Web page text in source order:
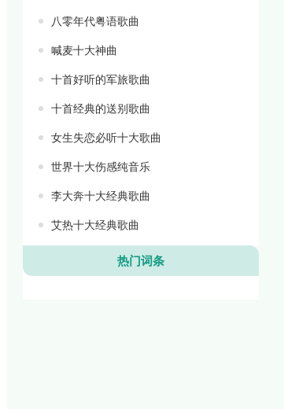
八零年代粤语歌曲
喊麦十大神曲
十首好听的军旅歌曲
十首经典的送别歌曲
女生失恋必听十大歌曲
世界十大伤感纯音乐
李大奔十大经典歌曲
艾热十大经典歌曲
热门词条